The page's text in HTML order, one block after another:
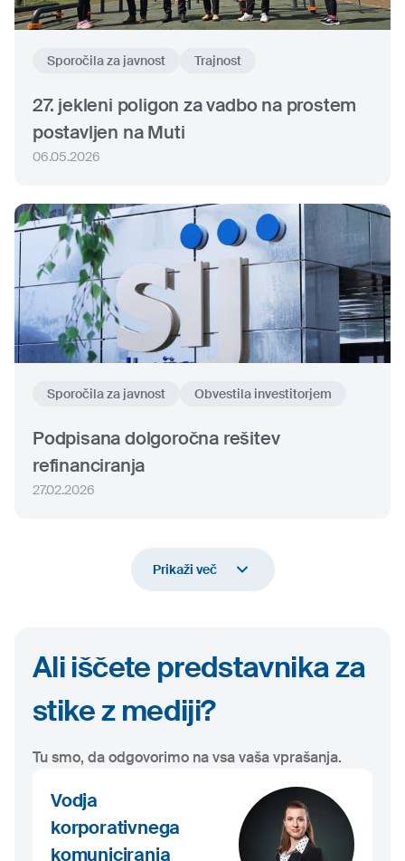
Sporočila za javnost Trajnost
27. jekleni poligon za vadbo na prostem
postavljen na Muti
06.05.2026
Sporočila za javnost Obvestila investitorjem
Podpisana dolgoročna rešitev
refinanciranja
27.02.2026
Prikaži več
Ali iščete predstavnika za
stike z mediji?
Tu smo, da odgovorimo na vsa vaša vprašanja.
Vodja
korporativnega
komuniciranja